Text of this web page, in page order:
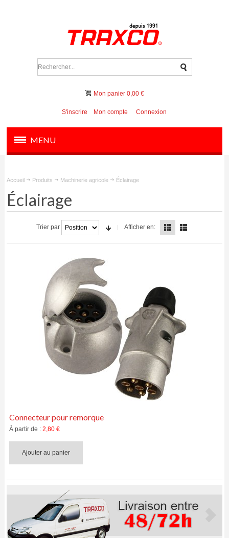
Mon panier0,00 €
S'inscrire Mon compte Connexion
MENU
MACHINERIE AGRICOLE
ÉCLAIRAGE
IRRIGATION ET ACCESSOIRES
SÉCURITÉ ET TRANSPORT
INSTRUMENTATION ET CONTRÔLE
Accueil Produits Machinerie agricole Éclairage
Éclairage
Trier par Afficher en:
Connecteur pour remorque
À partir de : 2,80 €
Ajouter au panier